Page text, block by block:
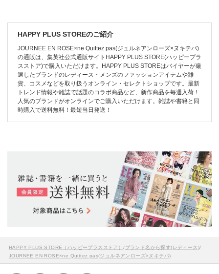
HAPPY PLUS STOREのご紹介
JOURNEE EN ROSE×ne Quittez pas(ジュルネアンローズ×ヌキテパ)
の通販は、集英社公式通販サイトHAPPY PLUS STORE(ハッピープラ
スストア)で購入いただけます。HAPPY PLUS STOREはバイヤーが厳
選したブランドのレディース・メンズのファッションアイテムや雑
貨、コスメなどを取り扱うオンライン・セレクトショップです。最新
トレンド情報や雑誌で話題のコラボ商品など、新作商品を毎週入荷！
人気のブランドがオンラインでご購入いただけます。雑誌や書籍と同
時購入で送料無料！最短当日発送！
HAPPY PLUS STORE（ハッピープラスストア）/ブランド名から探す(レディース)/
JOURNEE EN ROSE×ne Quittez pas(ジュルネアンローズ×ヌキテパ)